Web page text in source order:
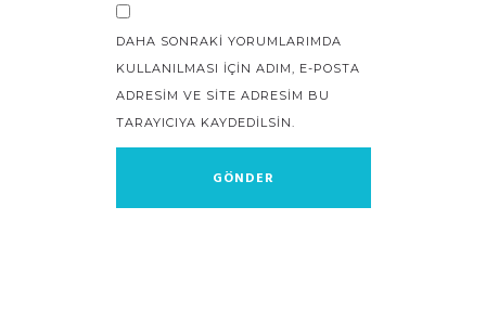
DAHA SONRAKI YORUMLARIMDA
KULLANILMASI IÇIN ADIM, E-POSTA
ADRESIM VE SITE ADRESIM BU
TARAYICIYA KAYDEDILSIN.